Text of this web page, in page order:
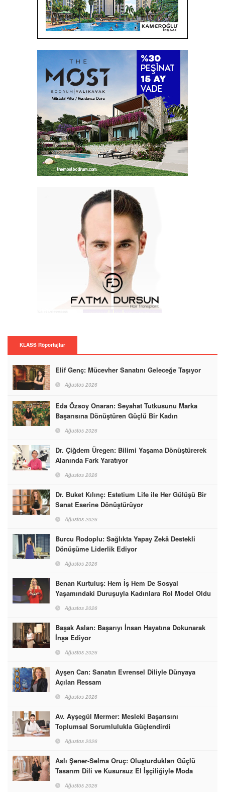
KLASS Röportajlar
Elif Genç: Mücevher Sanatını Geleceğe Taşıyor
Ağustos 2026
Eda Özsoy Onaran: Seyahat Tutkusunu Marka
Başarısına Dönüştüren Güçlü Bir Kadın
Ağustos 2026
Dr. Çiğdem Üregen: Bilimi Yaşama Dönüştürerek
Alanında Fark Yaratıyor
Ağustos 2026
Dr. Buket Kılınç: Estetium Life ile Her Gülüşü Bir
Sanat Eserine Dönüştürüyor
Ağustos 2026
Burcu Rodoplu: Sağlıkta Yapay Zekâ Destekli
Dönüşüme Liderlik Ediyor
Ağustos 2026
Benan Kurtuluş: Hem İş Hem De Sosyal
Yaşamındaki Duruşuyla Kadınlara Rol Model Oldu
Ağustos 2026
Başak Aslan: Başarıyı İnsan Hayatına Dokunarak
İnşa Ediyor
Ağustos 2026
Ayşen Can: Sanatın Evrensel Diliyle Dünyaya
Açılan Ressam
Ağustos 2026
Av. Ayşegül Mermer: Mesleki Başarısını
Toplumsal Sorumlulukla Güçlendirdi
Ağustos 2026
Aslı Şener-Selma Oruç: Oluşturdukları Güçlü
Tasarım Dili ve Kusursuz El İşçiliğiyle Moda
Dünyasına İmzalarını Attılar
Ağustos 2026